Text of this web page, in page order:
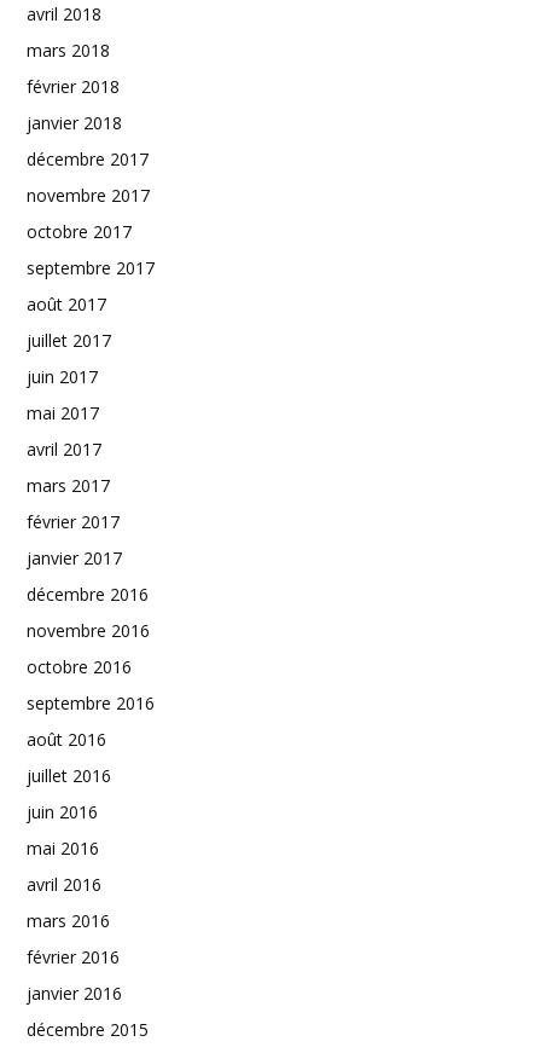
avril 2018
mars 2018
février 2018
janvier 2018
décembre 2017
novembre 2017
octobre 2017
septembre 2017
août 2017
juillet 2017
juin 2017
mai 2017
avril 2017
mars 2017
février 2017
janvier 2017
décembre 2016
novembre 2016
octobre 2016
septembre 2016
août 2016
juillet 2016
juin 2016
mai 2016
avril 2016
mars 2016
février 2016
janvier 2016
décembre 2015